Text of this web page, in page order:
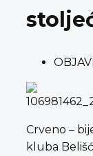
Crveno –
kluba